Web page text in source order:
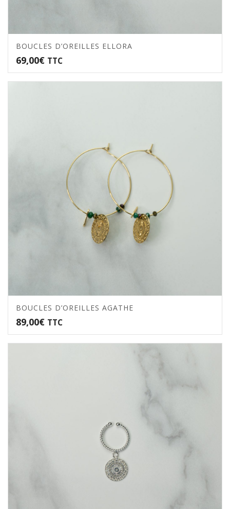
BOUCLES D’OREILLES ELLORA
69,00€ TTC
BOUCLES D’OREILLES AGATHE
89,00€ TTC